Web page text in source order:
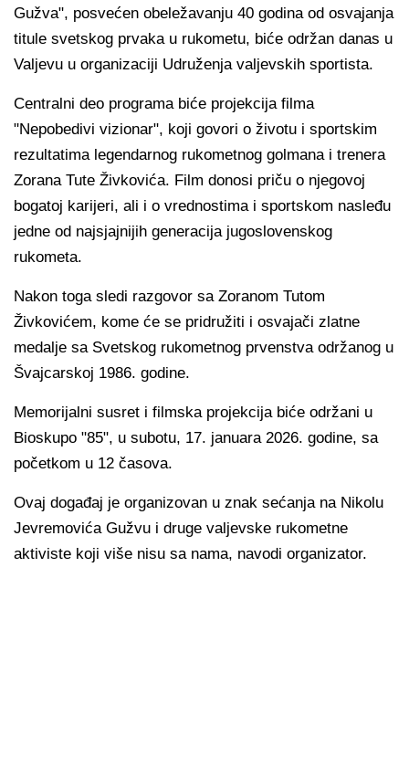
Gužva", posvećen obeležavanju 40 godina od osvajanja
titule svetskog prvaka u rukometu, biće održan danas u
Valjevu u organizaciji Udruženja valjevskih sportista.
Centralni deo programa biće projekcija filma
"Nepobedivi vizionar", koji govori o životu i sportskim
rezultatima legendarnog rukometnog golmana i trenera
Zorana Tute Živkovića. Film donosi priču o njegovoj
bogatoj karijeri, ali i o vrednostima i sportskom nasleđu
jedne od najsjajnijih generacija jugoslovenskog
rukometa.
Nakon toga sledi razgovor sa Zoranom Tutom
Živkovićem, kome će se pridružiti i osvajači zlatne
medalje sa Svetskog rukometnog prvenstva održanog u
Švajcarskoj 1986. godine.
Memorijalni susret i filmska projekcija biće održani u
Bioskupo "85", u subotu, 17. januara 2026. godine, sa
početkom u 12 časova.
Ovaj događaj je organizovan u znak sećanja na Nikolu
Jevremovića Gužvu i druge valjevske rukometne
aktiviste koji više nisu sa nama, navodi organizator.